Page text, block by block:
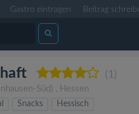
Gastro eintragen Beitrag
(1)
Süd) , Hessen
Snacks Hessisch